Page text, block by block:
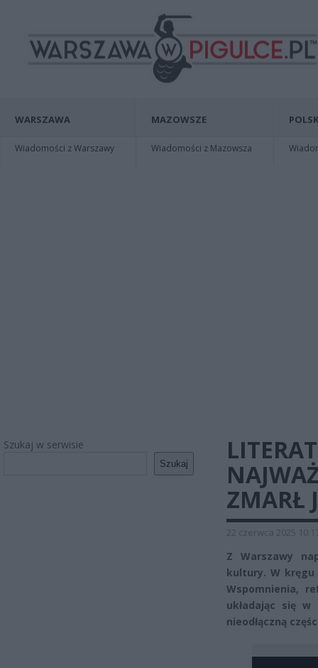
WARSZAWA
Wiadomości z Warszawy
MAZOWSZE
Wiadomości z Mazowsza
Szukaj w serwisie
Szukaj
ZMARŁ
22 czerwca 2025
Z Warszawy
kultury. W kręgu
Wspomnienia,
układając się
nieodłączną